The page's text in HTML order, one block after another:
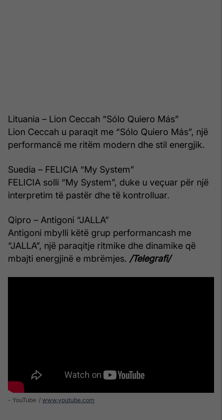
Lituania – Lion Ceccah “Sólo Quiero Más”
Lion Ceccah u paraqit me “Sólo Quiero Más”, një
performancë me ritëm modern dhe stil energjik.
Suedia – FELICIA “My System”
FELICIA solli “My System”, duke u veçuar për një
interpretim të pastër dhe të kontrolluar.
Qipro – Antigoni “JALLA”
Antigoni mbylli këtë grup performancash me
“JALLA”, një paraqitje ritmike dhe dinamike që
mbajti energjinë e mbrëmjes. /Telegrafi/
- YouTube www.youtube.com